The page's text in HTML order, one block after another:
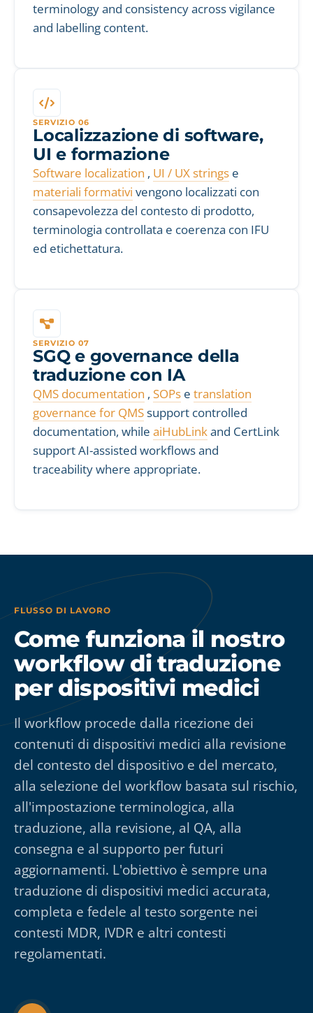
terminology and consistency across vigilance
and labelling content.
SERVIZIO 06
Localizzazione di software,
UI e formazione
Software localization , UI / UX strings e
materiali formativi vengono localizzati con
consapevolezza del contesto di prodotto,
terminologia controllata e coerenza con IFU
ed etichettatura.
SERVIZIO 07
SGQ e governance della
traduzione con IA
QMS documentation , SOPs e translation
governance for QMSsupport controlled
documentation, while aiHubLinkand CertLink
support AI-assisted workflows and
traceability where appropriate.
FLUSSO DI LAVORO
Come funziona il nostro
workflow di traduzione
per dispositivi medici
Il workflow procede dalla ricezione dei
contenuti di dispositivi medici alla revisione
del contesto del dispositivo e del mercato,
alla selezione del workflow basata sul rischio,
all'impostazione terminologica, alla
traduzione, alla revisione, al QA, alla
consegna e al supporto per futuri
aggiornamenti. L'obiettivo è sempre una
traduzione di dispositivi medici accurata,
completa e fedele al testo sorgente nei
contesti MDR, IVDR e altri contesti
regolamentati.